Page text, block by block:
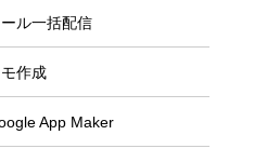
ール一括配信
モ作成
App Maker